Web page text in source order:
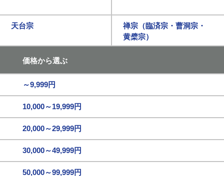
天台宗
禅宗（臨済宗・曹洞宗・
黄檗宗）
価格から選ぶ
～9,999円
10,000～19,999円
20,000～29,999円
30,000～49,999円
50,000～99,999円